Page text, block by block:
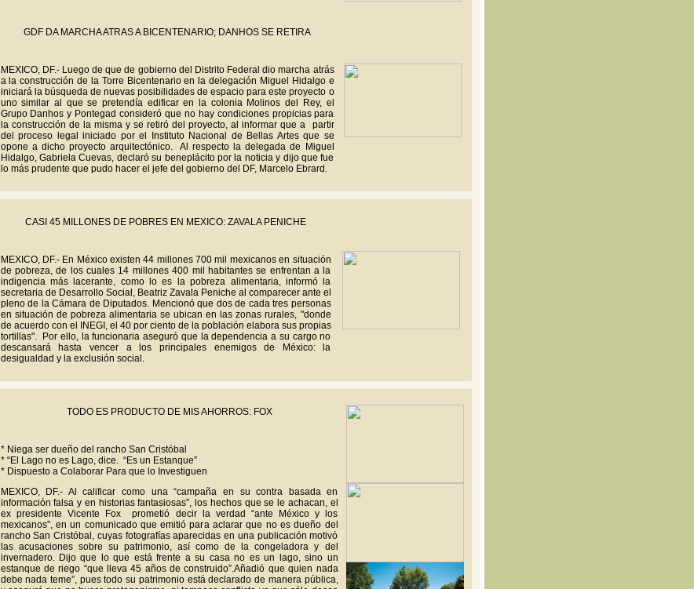
GDF DA MARCHA ATRAS A BICENTENARIO; DANHOS SE RETIRA
MEXICO, DF.- Luego de que de gobierno del Distrito Federal dio marcha atrás
a la construcción de la Torre Bicentenario en la delegación Miguel Hidalgo e
iniciará la búsqueda de nuevas posibilidades de espacio para este proyecto o
uno similar al que se pretendía edificar en la colonia Molinos del Rey, el
Grupo Danhos y Pontegad consideró que no hay condiciones propicias para
la construcción de la misma y se retiró del proyecto, al informar que a partir
del proceso legal iniciado por el Instituto Nacional de Bellas Artes que se
opone a dicho proyecto arquitectónico. Al respecto la delegada de Miguel
Hidalgo, Gabriela Cuevas, declaró su beneplácito por la noticia y dijo que fue
lo más prudente que pudo hacer el jefe del gobierno del DF, Marcelo Ebrard.
CASI 45 MILLONES DE POBRES EN MEXICO: ZAVALA PENICHE
MEXICO, DF.- En México existen 44 millones 700 mil mexicanos en situación
de pobreza, de los cuales 14 millones 400 mil habitantes se enfrentan a la
indigencia más lacerante, como lo es la pobreza alimentaria, informó la
secretaria de Desarrollo Social, Beatriz Zavala Peniche al comparecer ante el
pleno de la Cámara de Diputados. Mencionó que dos de cada tres personas
en situación de pobreza alimentaria se ubican en las zonas rurales, "donde
de acuerdo con el INEGI, el 40 por ciento de la población elabora sus propias
tortillas". Por ello, la funcionaria aseguró que la dependencia a su cargo no
descansará hasta vencer a los principales enemigos de México: la
desigualdad y la exclusión social.
TODO ES PRODUCTO DE MIS AHORROS: FOX
* Niega ser dueño del rancho San Cristóbal
* “El Lago no es Lago, dice. “Es un Estanque”
* Dispuesto a Colaborar Para que lo Investiguen
MEXICO, DF.- Al calificar como una “campaña en su contra basada en
información falsa y en historias fantasiosas”, los hechos que se le achacan, el
ex presidente Vicente Fox prometió decir la verdad “ante México y los
mexicanos”, en un comunicado que emitió para aclarar que no es dueño del
rancho San Cristóbal, cuyas fotografías aparecidas en una publicación motivó
las acusaciones sobre su patrimonio, así como de la congeladora y del
invernadero. Dijo que lo que está frente a su casa no es un lago, sino un
estanque de riego “que lleva 45 años de construido”.Añadió que quien nada
debe nada teme”, pues todo su patrimonio está declarado de manera pública,